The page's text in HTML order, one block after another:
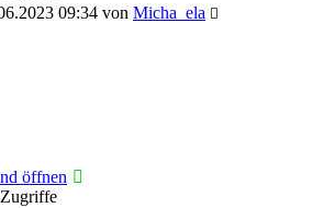
09:34 von Micha_ela
öffnen